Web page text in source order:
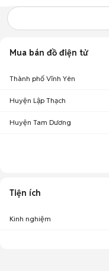
Mua bán đồ điện tử
Thành phố Vĩnh Yên
Huyện Lập Thạch
Huyện Tam Dương
Tiện ích
Kinh nghiệm